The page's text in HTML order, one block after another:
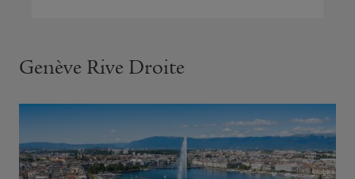
Genève Rive Droite